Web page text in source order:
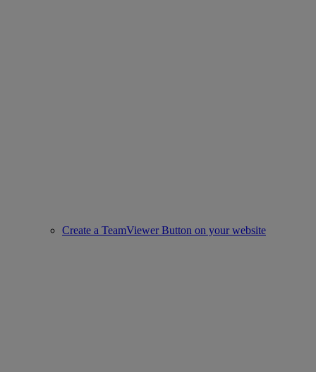
Create a TeamViewer Button on your website